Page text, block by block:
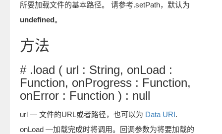
所要加载文件的基本路径。 请参考.setPath，默认为
undefined。
方法
# .load ( url : String, onLoad :
Function, onProgress : Function,
onError : Function ) : null
url — 文件的URL或者路径，也可以为 Data URI.
onLoad —加载完成时将调用。回调参数为将要加载的